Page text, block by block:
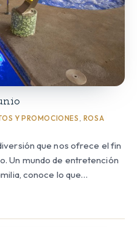
Y PROMOCIONES , ROSA
que nos ofrece el fin
Un mundo de entretención
conoce lo que…